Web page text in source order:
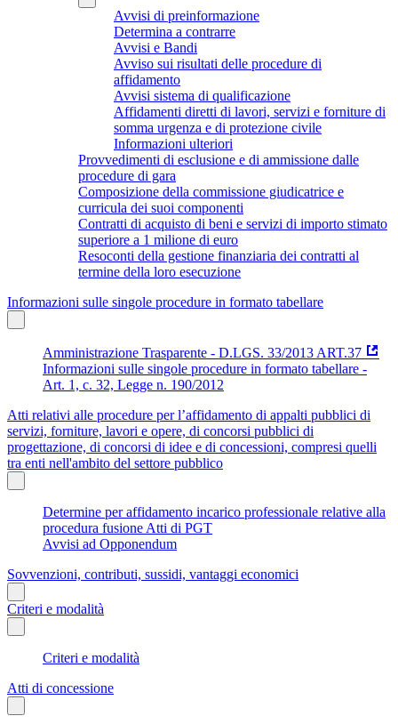
Avvisi di preinformazione
Determina a contrarre
Avvisi e Bandi
Avviso sui risultati delle procedure di
affidamento
Avvisi sistema di qualificazione
Affidamenti diretti di lavori, servizi e forniture di
somma urgenza e di protezione civile
Informazioni ulteriori
Provvedimenti di esclusione e di ammissione dalle
procedure di gara
Composizione della commissione giudicatrice e
curricula dei suoi componenti
Contratti di acquisto di beni e servizi di importo stimato
superiore a 1 milione di euro
Resoconti della gestione finanziaria dei contratti al
termine della loro esecuzione
Informazioni sulle singole procedure in formato tabellare
Amministrazione Trasparente - D.LGS. 33/2013 ART.37
Informazioni sulle singole procedure in formato tabellare -
Art. 1, c. 32, Legge n. 190/2012
Atti relativi alle procedure per l’affidamento di appalti pubblici di
servizi, forniture, lavori e opere, di concorsi pubblici di
progettazione, di concorsi di idee e di concessioni, compresi quelli
tra enti nell'ambito del settore pubblico
Determine per affidamento incarico professionale relative alla
procedura fusione Atti di PGT
Avvisi ad Opponendum
Sovvenzioni, contributi, sussidi, vantaggi economici
Criteri e modalità
Criteri e modalità
Atti di concessione